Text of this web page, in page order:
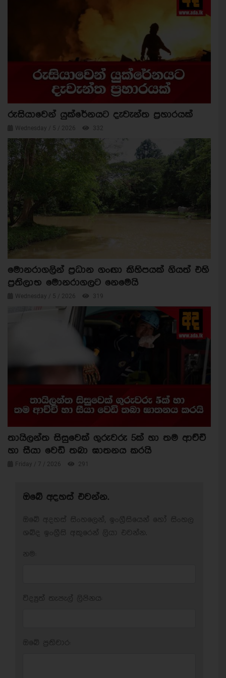
රුසියාවෙන් යුක්රේනයට දැවැන්ත ප්‍රහාරයක්
Wednesday / 5 / 2026 332
මොනරාගලින් ප්‍රධාන ගංඟා කිහිපයක් ගියත් එහි
ප්‍රතිලාභ මොනරාගලට නෙමෙයි
Wednesday / 5 / 2026 319
තායිලන්ත සිසුවෙක් ගුරුවරු 5ක් හා තම ආච්චි
හා සීයා වෙඩි තබා ඝාතනය කරයි
Friday / 7 / 2026 291
ඔබේ අදහස් එවන්න.